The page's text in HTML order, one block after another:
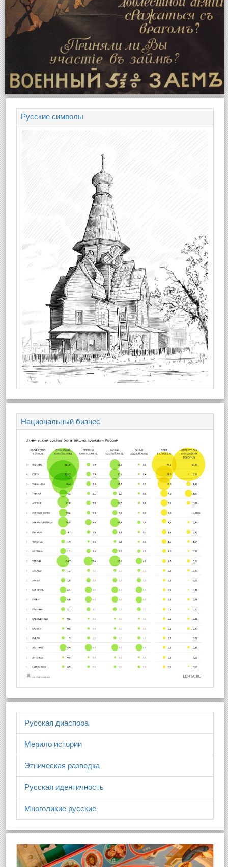
Русские символы
Национальный бизнес
Русская диаспора
Мерило истории
Этническая разведка
Русская идентичность
Многоликие русские